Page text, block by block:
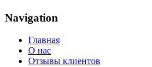
Navigation
Главная
О нас
Отзывы клиентов